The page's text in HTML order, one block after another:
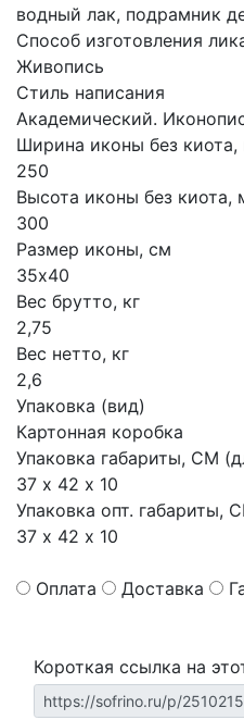
водный лак, подрамник
Способ изготовления
Живопись
Стиль написания
Академический.
Ширина иконы без
250
Высота иконы без киота,
300
Размер иконы, см
35х40
Вес брутто, кг
2,75
Вес нетто, кг
2,6
Упаковка (вид)
Картонная коробка
Упаковка габариты, СМ
37 х 42 х 10
Упаковка опт. габариты,
37 х 42 х 10
Оплата Доставка
Короткая ссылка на